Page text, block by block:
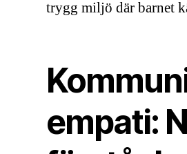
trygg miljö där barnet
empati: